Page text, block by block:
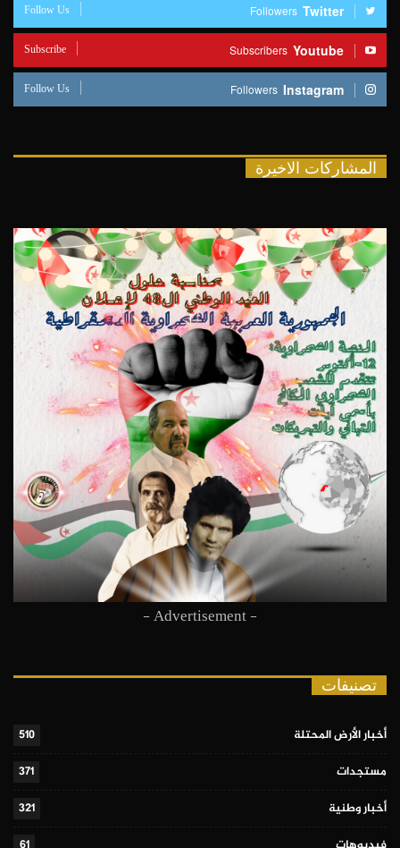
Twitter
Followers
Follow Us
Youtube
Subscribers
Subscribe
Instagram
Followers
Follow Us
المشاركات الاخيرة
- Advertisement -
تصنيفات
أخبار الأرض المحتلة
510
مستجدات
371
أخبار وطنية
321